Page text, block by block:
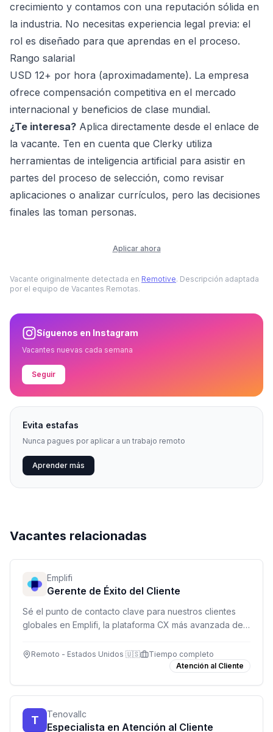
crecimiento y contamos con una reputación sólida en
la industria. No necesitas experiencia legal previa: el
rol es diseñado para que aprendas en el proceso.
Rango salarial
USD 12+ por hora (aproximadamente). La empresa
ofrece compensación competitiva en el mercado
internacional y beneficios de clase mundial.
¿Te interesa? Aplica directamente desde el enlace de
la vacante. Ten en cuenta que Clerky utiliza
herramientas de inteligencia artificial para asistir en
partes del proceso de selección, como revisar
aplicaciones o analizar currículos, pero las decisiones
finales las toman personas.
Aplicar ahora
Vacante originalmente detectada en Remotive. Descripción adaptada
por el equipo de Vacantes Remotas.
Síguenos en Instagram
Vacantes nuevas cada semana
Seguir
Evita estafas
Nunca pagues por aplicar a un trabajo remoto
Aprender más
Vacantes relacionadas
Emplifi
Gerente de Éxito del Cliente
Sé el punto de contacto clave para nuestros clientes
globales en Emplifi, la plataforma CX más avanzada del
producto y genera oportunidades de crecimiento.
Remoto - Estados Unidos 🇺🇸
Tiempo completo
Atención al Cliente
T Tenovallc
Especialista en Atención al Cliente